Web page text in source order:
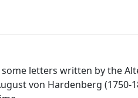
letters written by the
von Hardenberg (1750-